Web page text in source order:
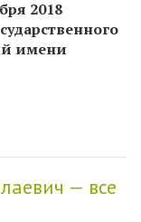
2018
имени
— все